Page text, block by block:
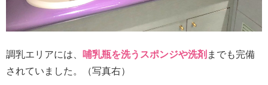
調乳エリアには、 哺乳瓶を洗うスポンジや洗剤 までも完備
されていました。（写真右）